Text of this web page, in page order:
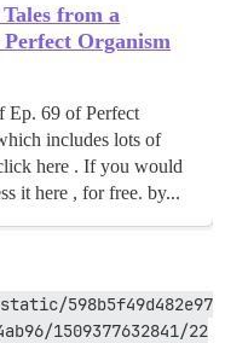
from a
Organism
Ep. 69 of Perfect
includes lots of
here . If you would
it here , for free. by...
598b5f49d482e97
1509377632841/22